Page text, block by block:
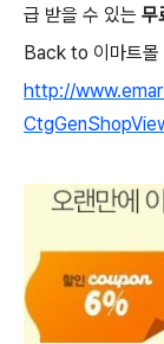
급 받을 수 있는 무
Back to 이마트
http://